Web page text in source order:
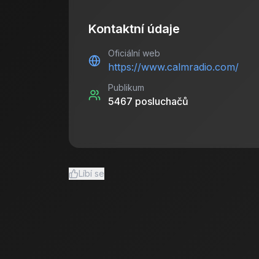
Kontaktní údaje
Oficiální web
https://www.calmradio.com/
Publikum
5467 posluchačů
Líbí se